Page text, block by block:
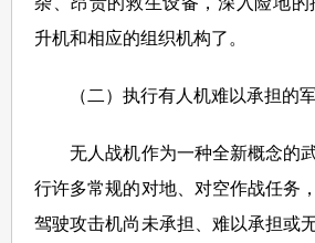
升机和相应的组织机构了。
（二）执行有人机难以承担的
无人战机作为一种全新概念的武
行许多常规的对地、对空作战任务
驾驶攻击机尚未承担、难以承担或